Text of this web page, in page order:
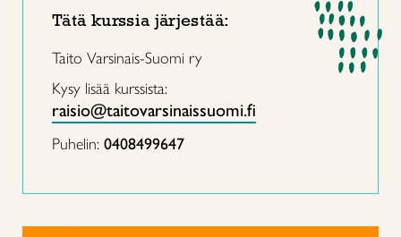
Tätä kurssia järjestää:
Taito Varsinais-Suomi ry
Kysy lisää kurssista:
raisio@taitovarsinaissuomi.fi
Puhelin: 0408499647